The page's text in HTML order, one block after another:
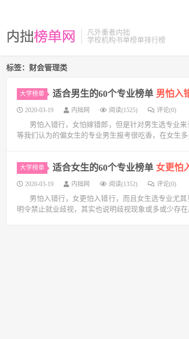
凡外重者内拙
学校机构书单榜单排行榜
标签：财会管理类
大学榜单 适合男生的60个专业榜单 男怕入
2020-03-19 内拙网 阅读(1525) 评论(0)
男怕入错行，女怕嫁错郎，但是针对男生选专业来
等我们认为的偏女生的专业男生报考很吃香，在女生
大学榜单 适合女生的60个专业榜单 女更怕
2020-03-19 内拙网 阅读(1352) 评论(0)
男怕入错行，女更怕入错行，而且女生选专业尤其
明令禁止就业歧视，其实也说明歧视现象或多或少存